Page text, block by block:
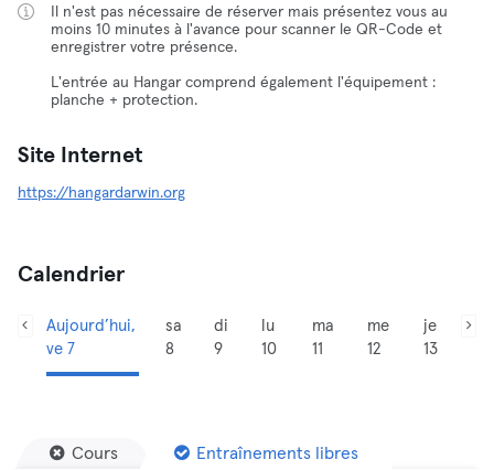
Il n'est pas nécessaire de réserver mais présentez vous au
moins 10 minutes à l'avance pour scanner le QR-Code et
enregistrer votre présence.
L'entrée au Hangar comprend également l'équipement :
planche + protection.
Site Internet
https://hangardarwin.org
Calendrier
Aujourd’hui,
ve 7
sa
8
di
9
lu
10
ma
11
me
12
je
13
Cours Entraînements libres